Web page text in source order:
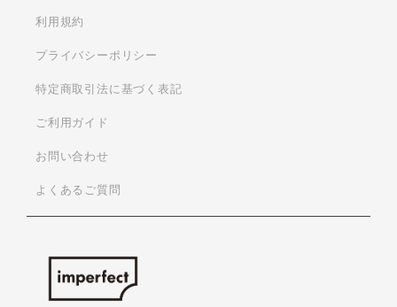
利用規約
プライバシーポリシー
特定商取引法に基づく表記
ご利用ガイド
お問い合わせ
よくあるご質問